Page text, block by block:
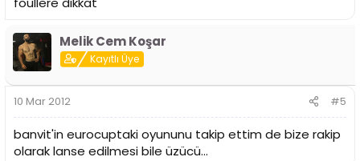
Melik Cem Koşar
Kayıtlı Üye
10 Mar 2012 #5
banvit'in eurocuptaki oyununu takip ettim de bize rakip
olarak lanse edilmesi bile üzücü...